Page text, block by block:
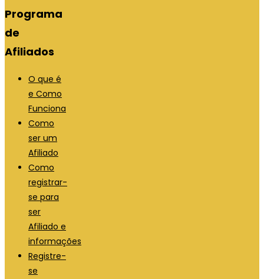
Programa
de
Afiliados
O que é
e Como
Funciona
Como
ser um
Afiliado
Como
registrar-
se para
ser
Afiliado e
informações
Registre-
se